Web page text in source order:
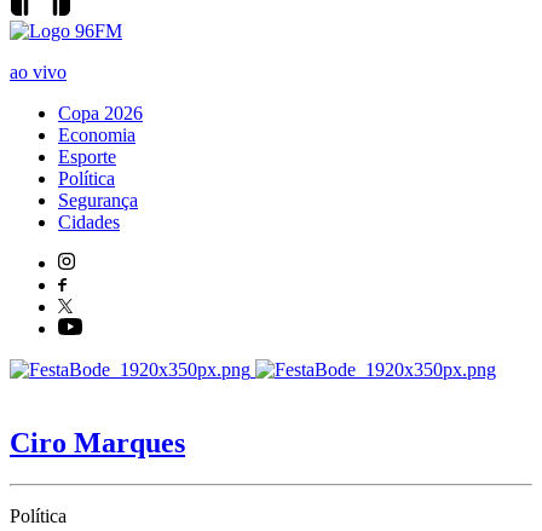
ao vivo
Copa 2026
Economia
Esporte
Política
Segurança
Cidades
Ciro Marques
Política